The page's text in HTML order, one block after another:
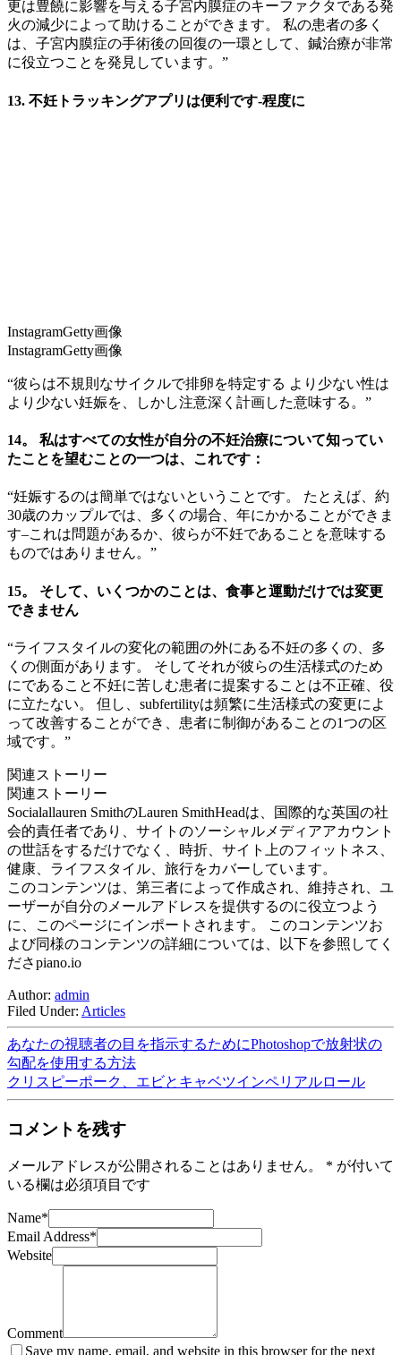
更は豊饒に影響を与える子宮内膜症のキーファクタである発
火の減少によって助けることができます。 私の患者の多く
は、子宮内膜症の手術後の回復の一環として、鍼治療が非常
に役立つことを発見しています。”
13. 不妊トラッキングアプリは便利です-程度に
InstagramGetty画像
InstagramGetty画像
“彼らは不規則なサイクルで排卵を特定する より少ない性は
より少ない妊娠を、しかし注意深く計画した意味する。”
14。 私はすべての女性が自分の不妊治療について知ってい
たことを望むことの一つは、これです：
“妊娠するのは簡単ではないということです。 たとえば、約
30歳のカップルでは、多くの場合、年にかかることができま
す–これは問題があるか、彼らが不妊であることを意味する
ものではありません。”
15。 そして、いくつかのことは、食事と運動だけでは変更
できません
“ライフスタイルの変化の範囲の外にある不妊の多くの、多
くの側面があります。 そしてそれが彼らの生活様式のため
にであること不妊に苦しむ患者に提案することは不正確、役
に立たない。 但し、subfertilityは頻繁に生活様式の変更によ
って改善することができ、患者に制御があることの1つの区
域です。”
関連ストーリー
関連ストーリー
Socialallauren SmithのLauren SmithHeadは、国際的な英国の社
会的責任者であり、サイトのソーシャルメディアアカウント
の世話をするだけでなく、時折、サイト上のフィットネス、
健康、ライフスタイル、旅行をカバーしています。
このコンテンツは、第三者によって作成され、維持され、ユ
ーザーが自分のメールアドレスを提供するのに役立つよう
に、このページにインポートされます。 このコンテンツお
よび同様のコンテンツの詳細については、以下を参照してく
ださpiano.io
Author: admin
Filed Under: Articles
あなたの視聴者の目を指示するためにPhotoshopで放射状の
勾配を使用する方法
クリスピーポーク、エビとキャベツインペリアルロール
コメントを残す
メールアドレスが公開されることはありません。 * が付いて
いる欄は必須項目です
Name*
Email Address*
Website
Comment
Save my name, email, and website in this browser for the next